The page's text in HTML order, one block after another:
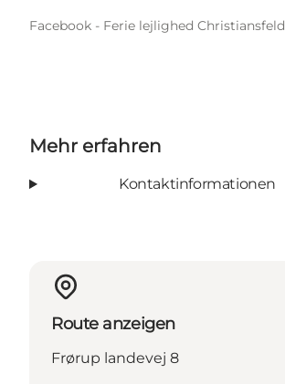
Facebook - Ferie lejlighed Christiansfeld
Mehr erfahren
Kontaktinformationen
Route anzeigen
Frørup landevej 8